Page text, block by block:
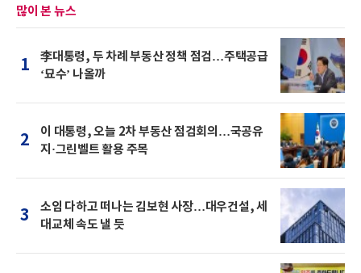
많이 본 뉴스
1
李대통령, 두 차례 부동산 정책 점검…주택공급
‘묘수’ 나올까
2
이 대통령, 오늘 2차 부동산 점검회의…국공유
지·그린벨트 활용 주목
3
소임 다하고 떠나는 김보현 사장…대우건설, 세
대교체 속도 낼 듯